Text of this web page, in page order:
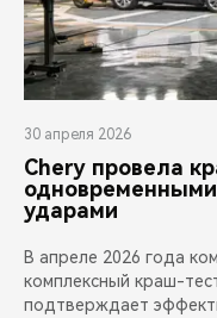
30 апреля 2026
Chery провела
ударами
В апреле 2026 года
комплексный краш-
подтверждает